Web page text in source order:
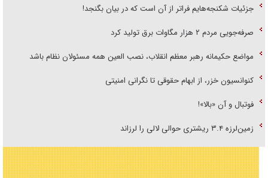
جزئیات شکنجه‌هایم فراتر از آن است که در بیان بگنجد!
صرفه‌جویی مردم ۲ هزار مگاوات برق تولید کرد
مواضع حکیمانه رهبر معظم انقلاب، نصب العین همه مسئولان نظام باشد
کنوانسیون خزر، از ابهام حقوقی تا نگرانی امنیتی
فوتبال و آن «بالا»!
زمین‌لرزه ۳.۴ ریشتری حوالی لالی را لرزاند